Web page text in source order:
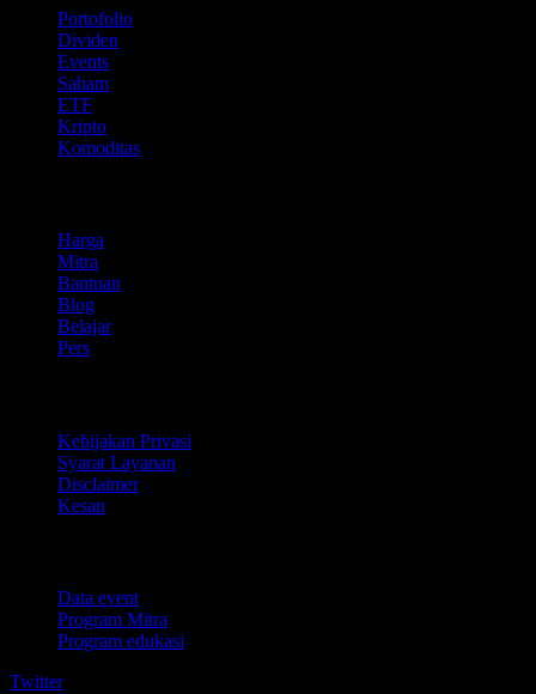
Portofolio
Dividen
Events
Saham
ETF
Kripto
Komoditas
Harga
Mitra
Bantuan
Blog
Belajar
Pers
Kebijakan Privasi
Syarat Layanan
Disclaimer
Kesan
Data event
Program Mitra
Program edukasi
Twitter